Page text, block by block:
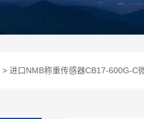
> 进口NMB称重传感器CB17-600G-C